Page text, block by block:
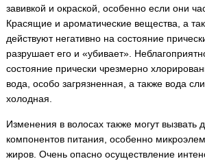
завивкой и окраской, особенно если они
Красящие и ароматические вещества, а
действуют негативно на состояние
разрушает его и «убивает».
состояние прически чрезмерно
вода, особо загрязненная, а также вода
холодная.
Изменения в волосах также могут вызвать
компонентов питания, особенно
жиров. Очень опасно осуществление